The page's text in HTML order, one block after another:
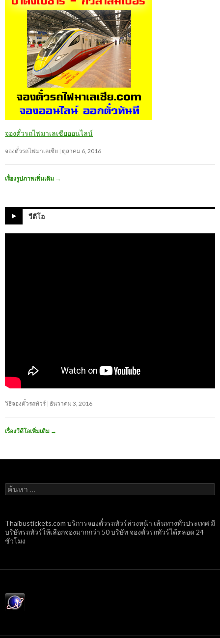
จองตั๋วรถไฟมาเลเซียออนไลน์
จองตั๋วรถไฟมาเลเซีย ตุลาคม 6, 2016
เรื่องรูปภาพเพิ่มเติม →
วีดีโอ
วิธีจองตั๋วรถทัวร์ ธันวาคม 3, 2016
เรื่องวีดีโอเพิ่มเติม →
ค้นหา
สำหรับ:
Thaibustickets.com บริการจองตั๋วรถทัวร์ล่วงหน้า เส้นทางทั่วประเทศ มี
บริษัทรถทัวร์ให้เลือกจองมากกว่า 50 บริษัท จองตั๋วรถทัวร์ได้ตลอด 24
ชั่วโมง